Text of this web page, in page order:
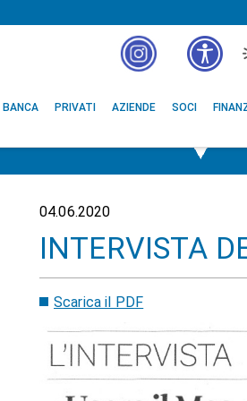
BANCA PRIVATI AZIENDE SOCI
04.06.2020
INTERVISTA
Scarica il PDF